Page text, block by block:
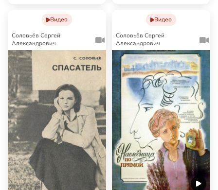
Видео
Соловьёв Сергей
Александрович
Видео
Соловьёв Сергей
Александрович